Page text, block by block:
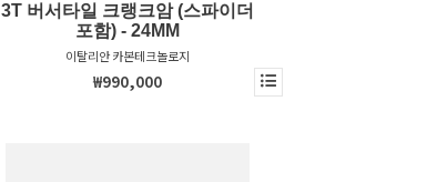
3T 버서타일 크랭크암 (스파이더
포함) - 24MM
이탈리안 카본테크놀로지
₩990,000